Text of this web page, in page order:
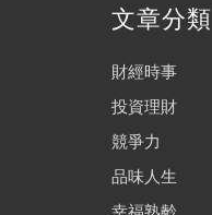
文章分類
財經時事
投資理財
競爭力
品味人生